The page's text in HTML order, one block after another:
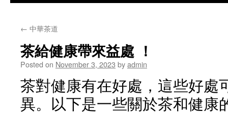
← 中華茶道
茶給健康帶來益處 ！
Posted on November 3, 2023 byadmin
茶對健康有在好處，這些好處
異。以下是一些關於茶和健康